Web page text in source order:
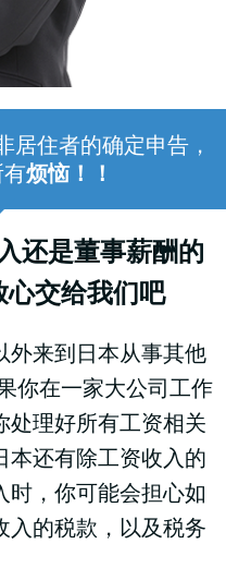
居住者的确定申告，
烦恼！！
还是董事薪酬的
心交给我们吧
外来到日本从事其他
你在一家大公司工作
处理好所有工资相关
本还有除工资收入的
时，你可能会担心如
入的税款，以及税务